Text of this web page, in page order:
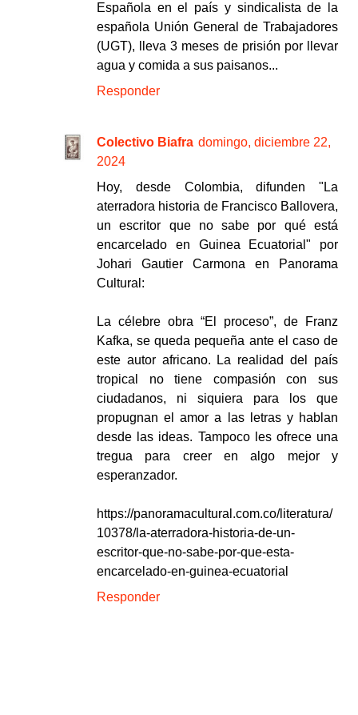
Española en el país y sindicalista de la
española Unión General de Trabajadores
(UGT), lleva 3 meses de prisión por llevar
agua y comida a sus paisanos...
Responder
Colectivo Biafra domingo, diciembre 22,
2024
Hoy, desde Colombia, difunden "La
aterradora historia de Francisco Ballovera,
un escritor que no sabe por qué está
encarcelado en Guinea Ecuatorial" por
Johari Gautier Carmona en Panorama
Cultural:
La célebre obra “El proceso”, de Franz
Kafka, se queda pequeña ante el caso de
este autor africano. La realidad del país
tropical no tiene compasión con sus
ciudadanos, ni siquiera para los que
propugnan el amor a las letras y hablan
desde las ideas. Tampoco les ofrece una
tregua para creer en algo mejor y
esperanzador.
https://panoramacultural.com.co/literatura/
10378/la-aterradora-historia-de-un-
escritor-que-no-sabe-por-que-esta-
encarcelado-en-guinea-ecuatorial
Responder